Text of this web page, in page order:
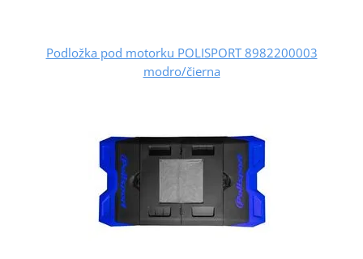
Podložka pod motorku POLISPORT 8982200003
modro/čierna